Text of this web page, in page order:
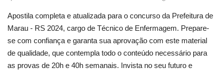
Apostila completa e atualizada para o concurso da Prefeitura de
Marau - RS 2024, cargo de Técnico de Enfermagem. Prepare-
se com confiança e garanta sua aprovação com este material
de qualidade, que contempla todo o conteúdo necessário para
as provas de 20h e 40h semanais. Invista no seu futuro e